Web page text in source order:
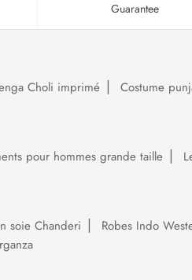
Guarantee
Choli imprimé Costume
pour hommes grande taille
soie Chanderi Robes Indo